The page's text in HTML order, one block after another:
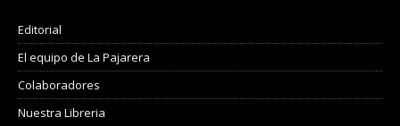
Editorial
El equipo de La Pajarera
Colaboradores
Nuestra Libreria